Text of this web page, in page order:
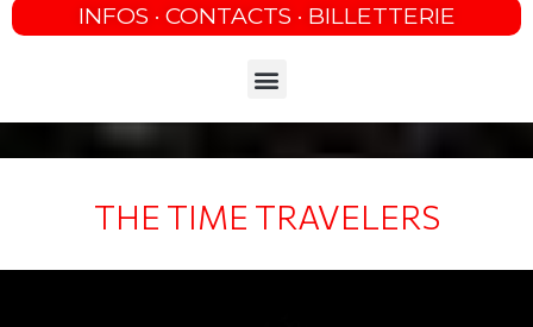
INFOS · CONTACTS · BILLETTERIE
Menu
THE TIME TRAVELERS